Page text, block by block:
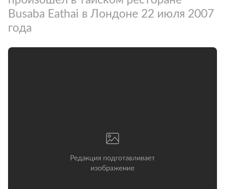
Busaba Eathai в Лондоне 22 июля 2007
года